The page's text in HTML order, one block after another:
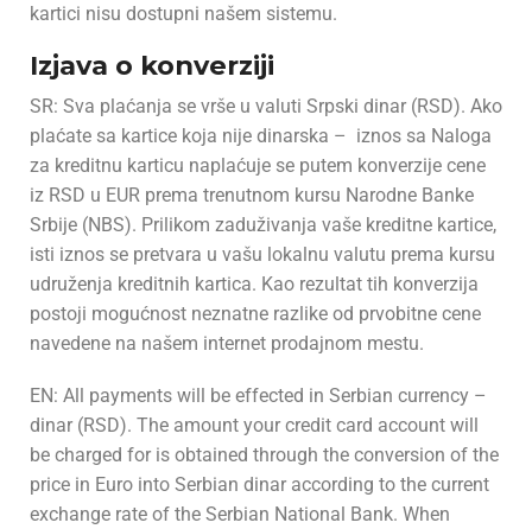
kartici nisu dostupni našem sistemu.
Izjava o konverziji
SR: Sva plaćanja se vrše u valuti Srpski dinar (RSD). Ako
plaćate sa kartice koja nije dinarska – iznos sa Naloga
za kreditnu karticu naplaćuje se putem konverzije cene
iz RSD u EUR prema trenutnom kursu Narodne Banke
Srbije (NBS). Prilikom zaduživanja vaše kreditne kartice,
isti iznos se pretvara u vašu lokalnu valutu prema kursu
udruženja kreditnih kartica. Kao rezultat tih konverzija
postoji mogućnost neznatne razlike od prvobitne cene
navedene na našem internet prodajnom mestu.
EN: All payments will be effected in Serbian currency –
dinar (RSD). The amount your credit card account will
be charged for is obtained through the conversion of the
price in Euro into Serbian dinar according to the current
exchange rate of the Serbian National Bank. When